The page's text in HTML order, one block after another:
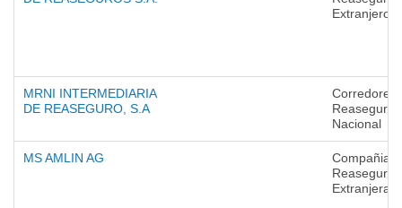
Extranjeros
MRNI INTERMEDIARIA
DE REASEGURO, S.A
Corredores
Reaseguro
Nacional
MS AMLIN AG
Compañias
Reaseguro
Extranjeras